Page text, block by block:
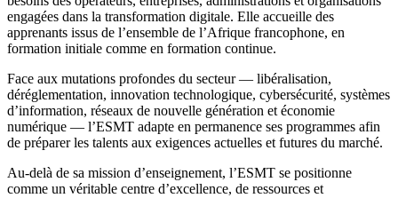
engagées dans la transformation digitale. Elle accueille des
apprenants issus de l’ensemble de l’Afrique francophone, en
formation initiale comme en formation continue.
Face aux mutations profondes du secteur — libéralisation,
déréglementation, innovation technologique, cybersécurité, systèmes
d’information, réseaux de nouvelle génération et économie
numérique — l’ESMT adapte en permanence ses programmes afin
de préparer les talents aux exigences actuelles et futures du marché.
Au-delà de sa mission d’enseignement, l’ESMT se positionne
comme un véritable centre d’excellence, de ressources et